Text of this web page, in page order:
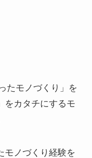
たモノづくり」を
をカタチにするモ
モノづくり経験を